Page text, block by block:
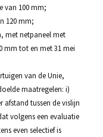
van 100 mm;
120 mm;
met netpaneel met
mm tot en met 31 mei
van de Unie,
maatregelen: i)
afstand tussen de vislijn
volgens een evaluatie
even selectief is